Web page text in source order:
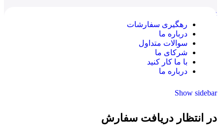
خانه
رهگیری سفارشات
درباره ما
سوالات متداول
شرکای ما
با ما کار کنید
درباره ما
Show sidebar
در انتظار دریافت سفارش